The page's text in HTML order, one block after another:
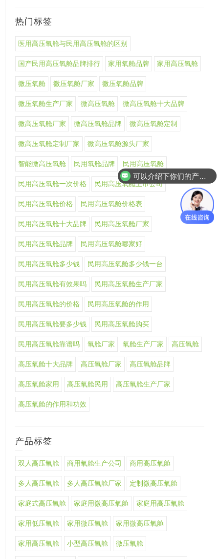
热门标签
医用高压氧舱与民用高压氧舱的区别
国产民用高压氧舱品牌排行 家用氧舱品牌 家用高压氧舱
微压氧舱 微压氧舱厂家 微压氧舱品牌
微压氧舱生产厂家 微高压氧舱 微高压氧舱十大品牌
微高压氧舱厂家 微高压氧舱品牌 微高压氧舱定制
微高压氧舱定制厂家 微高压氧舱源头厂家
智能微高压氧舱 民用氧舱品牌 民用高压氧舱
民用高压氧舱一次价格 民用高压氧舱上市公司
民用高压氧舱价格 民用高压氧舱价格表
民用高压氧舱十大品牌 民用高压氧舱厂家
民用高压氧舱品牌 民用高压氧舱哪家好
民用高压氧舱多少钱 民用高压氧舱多少钱一台
民用高压氧舱有效果吗 民用高压氧舱生产厂家
民用高压氧舱的价格 民用高压氧舱的作用
民用高压氧舱要多少钱 民用高压氧舱购买
民用高压氧舱靠谱吗 氧舱厂家 氧舱生产厂家 高压氧舱
高压氧舱十大品牌 高压氧舱厂家 高压氧舱品牌
高压氧舱家用 高压氧舱民用 高压氧舱生产厂家
高压氧舱的作用和功效
产品标签
双人高压氧舱 商用氧舱生产公司 商用高压氧舱
多人高压氧舱 多人高压氧舱厂家 定制微高压氧舱
家庭式高压氧舱 家庭用微高压氧舱 家庭用高压氧舱
家用低压氧舱 家用微压氧舱 家用微高压氧舱
家用高压氧舱 小型高压氧舱 微压氧舱
可以介绍下你们的产品么